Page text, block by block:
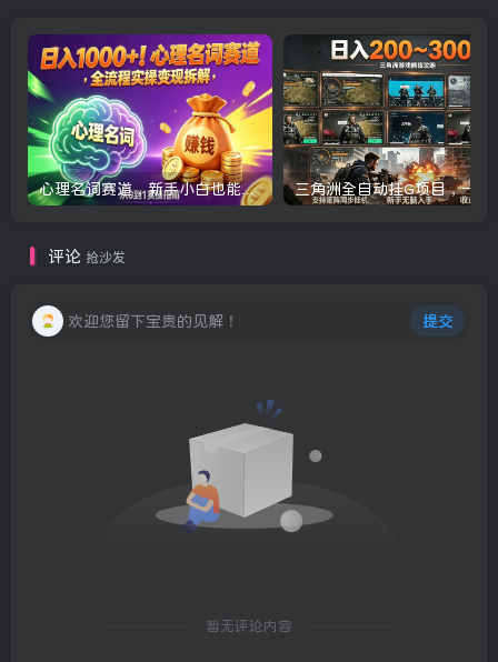
心理名词赛道，新手小白也能做，全流程项目拆解，单日变现1k+
评论 抢沙发
欢迎您留下宝贵的见解！ 提交
暂无评论内容